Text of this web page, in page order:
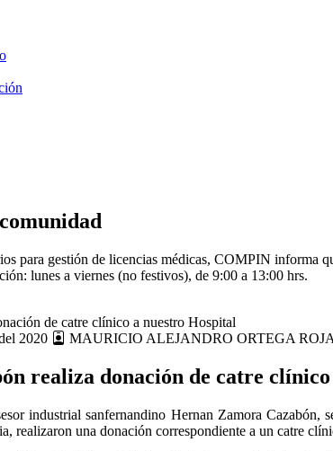
para gestión de licencias médicas, COMPIN
lunes a viernes (no festivos), de 9:00 a 13:00 hrs.
2020 MAURICIO ALEJANDRO ORTEGA
realiza donación de catre
industrial sanfernandino Hernan Zamora Cazabón,
realizaron una donación correspondiente a un catre